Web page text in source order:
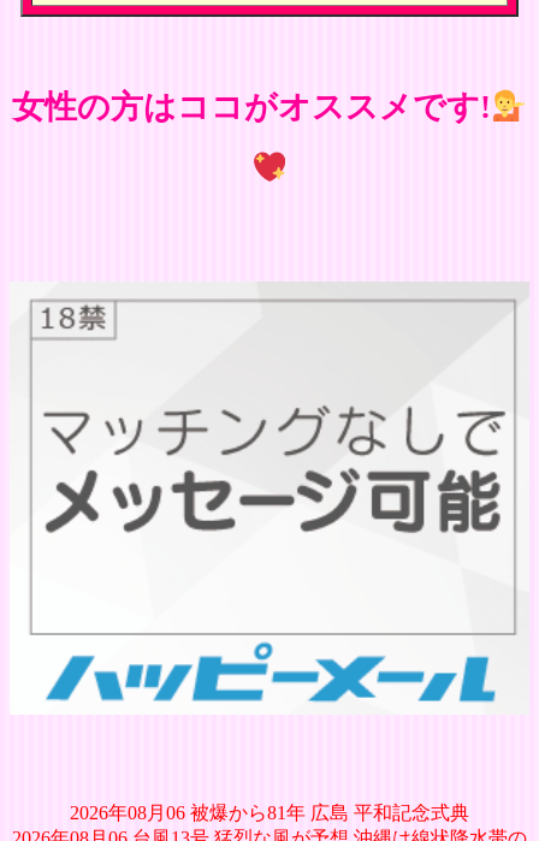
女性の方はココがオススメです!
2026年08月06 被爆から81年 広島 平和記念式典